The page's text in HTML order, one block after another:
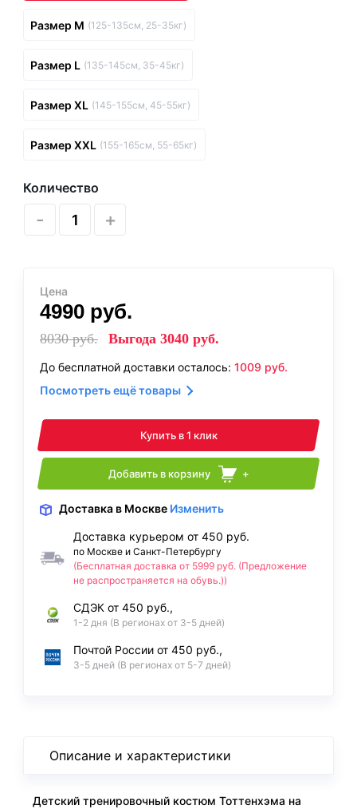
Размер M (125-135см, 25-35кг)
Размер L (135-145см, 35-45кг)
Размер XL (145-155см, 45-55кг)
Размер XXL (155-165см, 55-65кг)
Количество
- +
Цена
4990 руб.
8030руб. Выгода 3040 руб.
До бесплатной доставки осталось: 1009 руб.
Посмотреть ещё товары
Купить в 1 клик
Добавить в корзину +
Доставка в Москве Изменить
Доставка курьером от 450 руб.
по Москве и Санкт-Петербургу
(Бесплатная доставка от 5999 руб. (Предложение
не распространяется на обувь.))
СДЭК от 450 руб.,
1-2 дня (В регионах от 3-5 дней)
Почтой России от 450 руб.,
3-5 дней (В регионах от 5-7 дней)
Описание и характеристики
Детский тренировочный костюм Тоттенхэма на